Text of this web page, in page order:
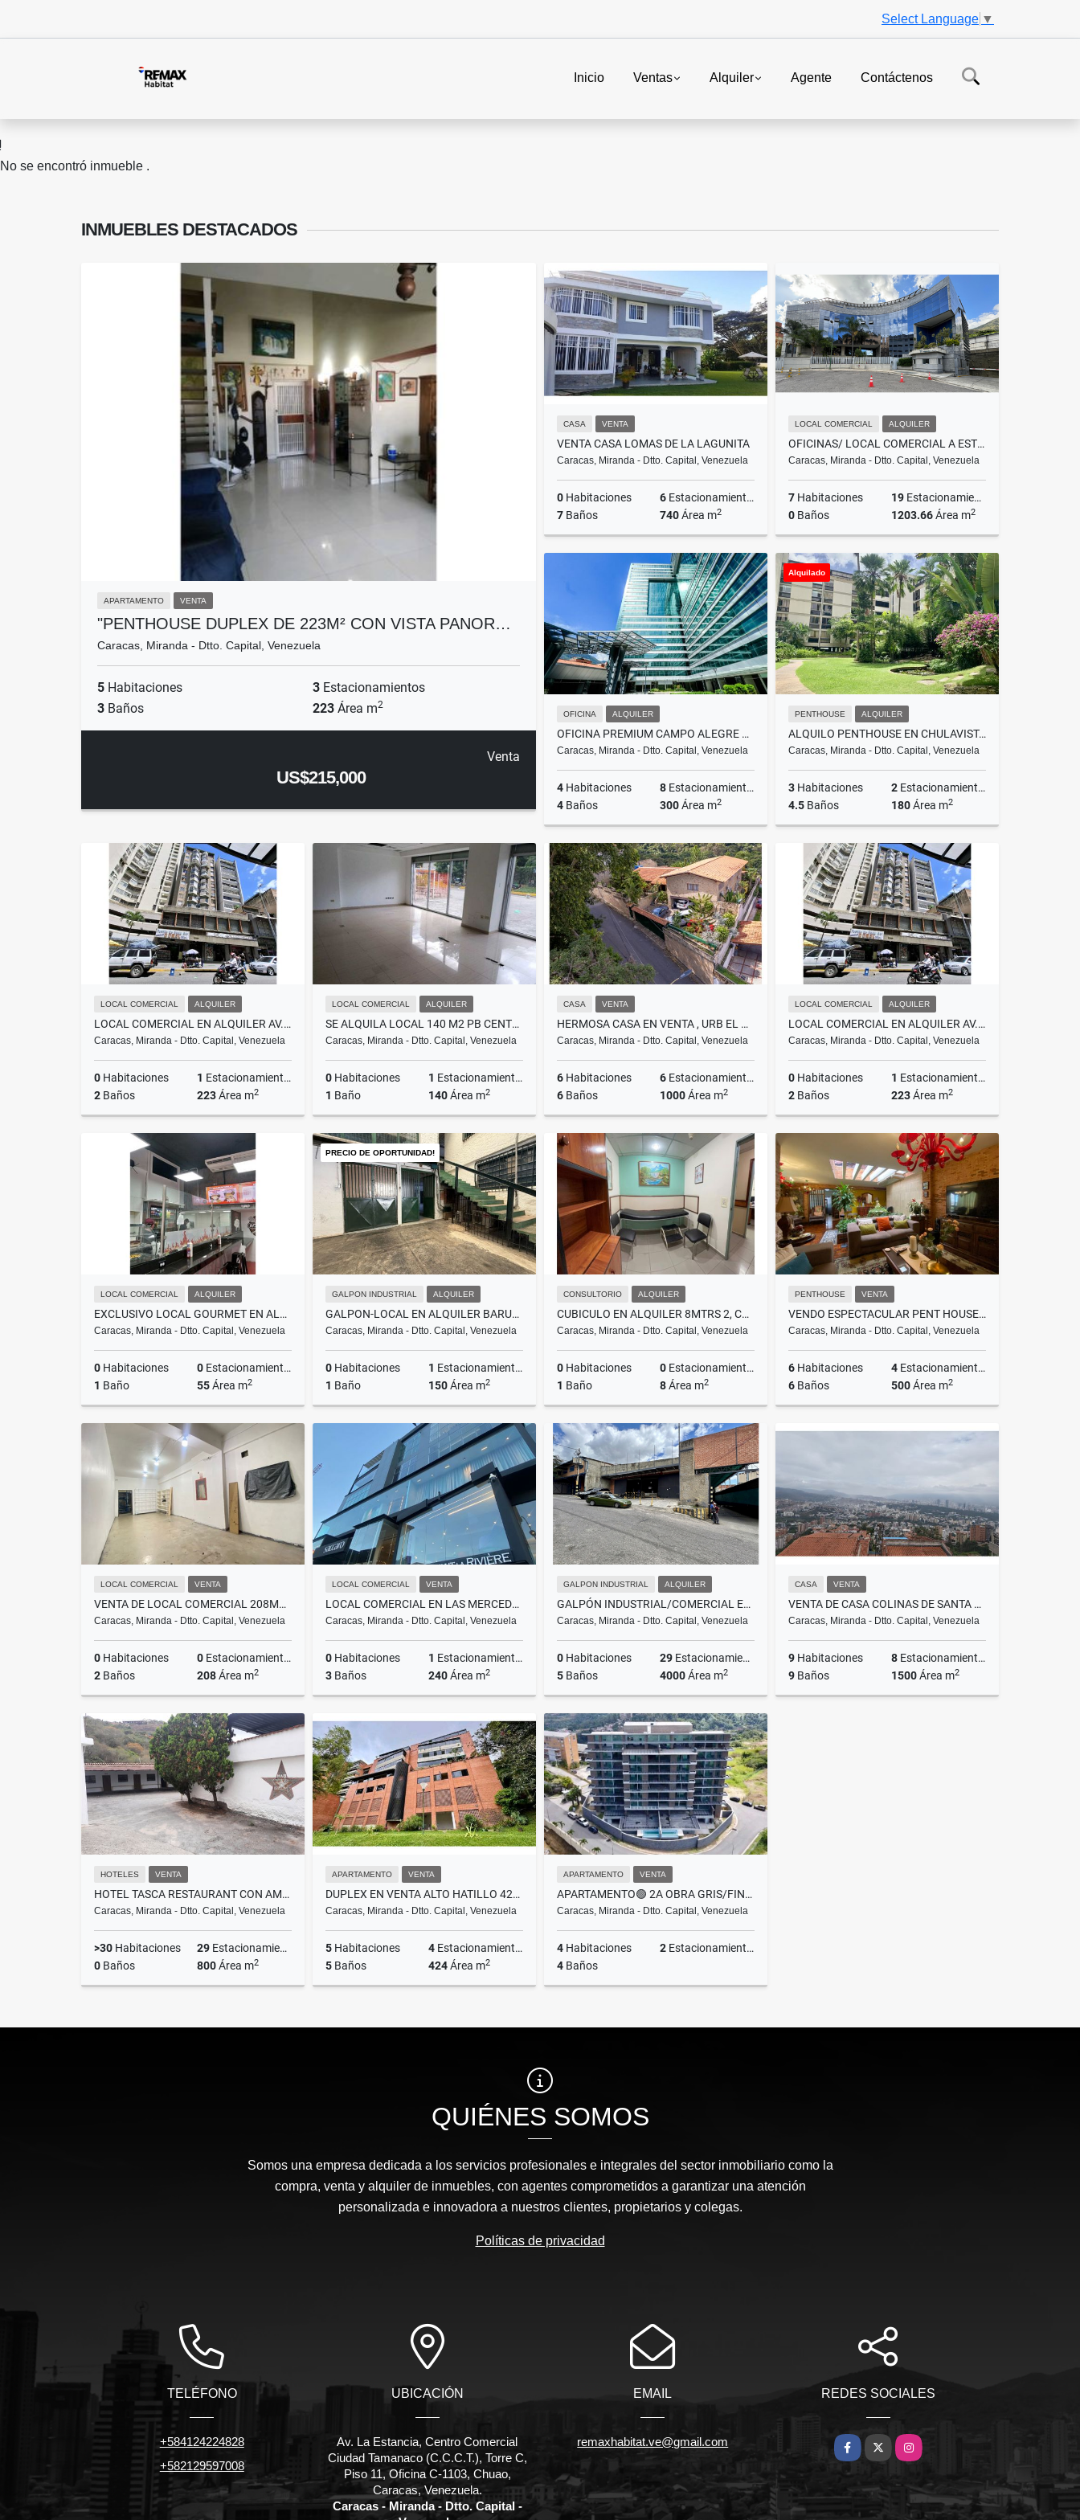
Select Language ▼
Inicio Ventas Alquiler Agente Contáctenos
No se encontró inmueble .
INMUEBLES DESTACADOS
APARTAMENTO VENTA
"PENTHOUSE DUPLEX DE 223M² CON VISTA PANOR…
Caracas, Miranda - Dtto. Capital, Venezuela
5 Habitaciones 3 Estacionamientos
3 Baños 223 Área m2
Venta
US$215,000
CASA VENTA
VENTA CASA LOMAS DE LA LAGUNITA
Caracas, Miranda - Dtto. Capital, Venezuela
0 Habitaciones 6 Estacionamientos
7 Baños 740Área m2
Venta
US$690,000
LOCAL COMERCIAL ALQUILER
OFICINAS/ LOCAL COMERCIAL A ESTRENAR EN BOLEÍTA NORTE.1203,66 M2
Caracas, Miranda - Dtto. Capital, Venezuela
7 Habitaciones 19 Estacionamientos
0 Baños 1203.66Área m2
Venta
US$962,928
Alquiler
US$7,221
OFICINA ALQUILER
OFICINA PREMIUM CAMPO ALEGRE 300M² CENTRO EMPRESARIAL LA ESMERALDA
Caracas, Miranda - Dtto. Capital, Venezuela
4 Habitaciones 8 Estacionamientos
4 Baños 300Área m2
Alquiler
US$7,500
Alquilado
PENTHOUSE ALQUILER
ALQUILO PENTHOUSE EN CHULAVISTA CON TERRAZA VISTA AL ÁVILA, 180M² ,
Caracas, Miranda - Dtto. Capital, Venezuela
3 Habitaciones 2 Estacionamientos
4.5 Baños 180Área m2
Alquiler
US$2,350
LOCAL COMERCIAL ALQUILER
LOCAL COMERCIAL EN ALQUILER AV. FUERZAS ARMADAS A PIE DE CALLE
Caracas, Miranda - Dtto. Capital, Venezuela
0 Habitaciones 1 Estacionamientos
2 Baños 223Área m2
US$3,200
LOCAL COMERCIAL ALQUILER
SE ALQUILA LOCAL 140 M2 PB CENTRO COMERCIAL EN LOS CHAGUARAMOS
Caracas, Miranda - Dtto. Capital, Venezuela
0 Habitaciones 1 Estacionamientos
1 Baño 140Área m2
Alquiler
US$1,950
CASA VENTA
HERMOSA CASA EN VENTA , URB EL PEÑON 1000 M2
Caracas, Miranda - Dtto. Capital, Venezuela
6 Habitaciones 6 Estacionamientos
6 Baños 1000Área m2
Venta
US$680,000
LOCAL COMERCIAL ALQUILER
LOCAL COMERCIAL EN ALQUILER AV. FUERZAS ARMADAS A PIE DE CALLE
Caracas, Miranda - Dtto. Capital, Venezuela
0 Habitaciones 1 Estacionamientos
2 Baños 223Área m2
Alquiler
US$3,200
LOCAL COMERCIAL ALQUILER
EXCLUSIVO LOCAL GOURMET EN ALQUILER: EL PUNTO ESTRATÉGICOLA CANDELARIA
Caracas, Miranda - Dtto. Capital, Venezuela
0 Habitaciones 0 Estacionamientos
1 Baño 55Área m2
Alquiler
US$2,000
PRECIO DE OPORTUNIDAD!
GALPON INDUSTRIAL ALQUILER
GALPON-LOCAL EN ALQUILER BARUTA 3
Caracas, Miranda - Dtto. Capital, Venezuela
0 Habitaciones 1 Estacionamientos
1 Baño 150Área m2
Alquiler
US$1,200
CONSULTORIO ALQUILER
CUBICULO EN ALQUILER 8MTRS 2, CATIA
Caracas, Miranda - Dtto. Capital, Venezuela
0 Habitaciones 0 Estacionamientos
1 Baño 8Área m2
Alquiler
US$250
PENTHOUSE VENTA
VENDO ESPECTACULAR PENT HOUSE EN URB. LA FLORIDA 500M2
Caracas, Miranda - Dtto. Capital, Venezuela
6 Habitaciones 4 Estacionamientos
6 Baños 500Área m2
Venta
LOCAL COMERCIAL VENTA
VENTA DE LOCAL COMERCIAL 208M2 EN LA CANDELARIA NORTE 99000$
Caracas, Miranda - Dtto. Capital, Venezuela
0 Habitaciones 0 Estacionamientos
2 Baños 208Área m2
Venta
US$99,000
LOCAL COMERCIAL VENTA
LOCAL COMERCIAL EN LAS MERCEDES 240
Caracas, Miranda - Dtto. Capital, Venezuela
0 Habitaciones 1 Estacionamientos
3 Baños 240Área m2
Venta
US$890,000
GALPON INDUSTRIAL ALQUILER
GALPÓN INDUSTRIAL/COMERCIAL EN ALQUILER / BOLEÍTA SUR
Caracas, Miranda - Dtto. Capital, Venezuela
0 Habitaciones 29 Estacionamientos
5 Baños 4000Área m2
Alquiler
US$18,000
CASA VENTA
VENTA DE CASA COLINAS DE SANTA MONIICA
Caracas, Miranda - Dtto. Capital, Venezuela
9 Habitaciones 8 Estacionamientos
9 Baños 1500Área m2
HOTELES VENTA
HOTEL TASCA RESTAURANT CON AMPLIO SALON DE EVENTOS
Caracas, Miranda - Dtto. Capital, Venezuela
>30 Habitaciones 29 Estacionamientos
0 Baños 800Área m2
US$250,000
APARTAMENTO VENTA
DUPLEX EN VENTA ALTO HATILLO 424M2
Caracas, Miranda - Dtto. Capital, Venezuela
5 Habitaciones 4 Estacionamientos
5 Baños 424Área m2
US$300,000
APARTAMENTO VENTA
APARTAMENTO🟢 2A OBRA GRIS/FINANCIADO 180M 4H-5B-2P-1M ALTO HATILLO
Caracas, Miranda - Dtto. Capital, Venezuela
4 Habitaciones 2 Estacionamientos
4 Baños
US$261,000
QUIÉNES SOMOS
Somos una empresa dedicada a los servicios profesionales e integrales del sector inmobiliario como la
compra, venta y alquiler de inmuebles, con agentes comprometidos a garantizar una atención
personalizada e innovadora a nuestros clientes, propietarios y colegas.
Políticas de privacidad
TELÉFONO
+584124224828
+582129597008
UBICACIÓN
Av. La Estancia, Centro Comercial
Ciudad Tamanaco (C.C.C.T.), Torre C,
Piso 11, Oficina C-1103, Chuao,
Caracas, Venezuela.
Caracas - Miranda - Dtto. Capital -
EMAIL
remaxhabitat.ve@gmail.com
REDES SOCIALES
Facebook
X Instagram